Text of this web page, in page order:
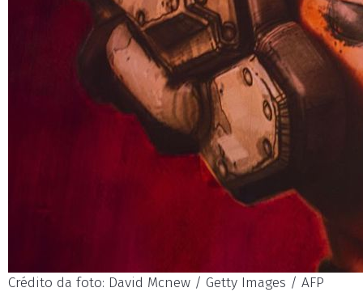
Crédito da foto: David Mcnew / Getty Images / AFP